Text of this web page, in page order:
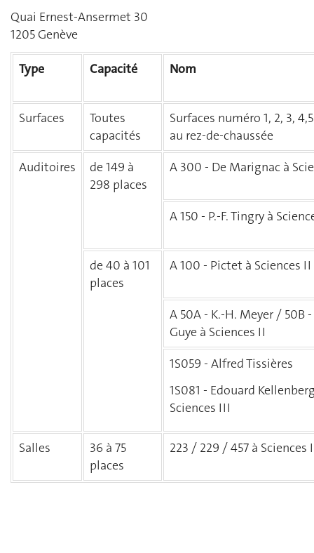
Quai Ernest-Ansermet 30
1205 Genève
Type Capacité Nom
Surfaces
Toutes
capacités
Surfaces numéro 1, 2, 3,
au rez-de-chaussée
Auditoires
de 149 à
298 places
A 300 - De Marignac à
A 150 - P.-F. Tingry à
de 40 à 101
places
A 100 - Pictet à Sciences II
A 50A - K.-H. Meyer / 50B -
Guye à Sciences II
1S059 - Alfred Tissières
1S081 - Edouard
Sciences III
Salles
36 à 75
places
223 / 229 / 457 à Sciences